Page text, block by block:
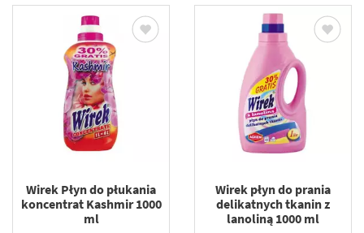
Wirek Płyn do płukania
koncentrat Kashmir 1000
ml
Wirek płyn do prania
delikatnych tkanin z
lanoliną 1000 ml